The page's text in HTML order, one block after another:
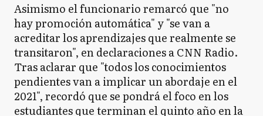
Asimismo el funcionario remarcó que "no
hay promoción automática" y "se van a
acreditar los aprendizajes que realmente se
transitaron", en declaraciones a CNN Radio.
Tras aclarar que "todos los conocimientos
pendientes van a implicar un abordaje en el
2021", recordó que se pondrá el foco en los
estudiantes que terminan el quinto año en la